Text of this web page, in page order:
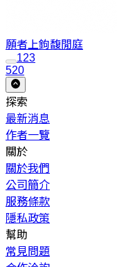
願者上鉤馥閒庭
123
520
探索
最新消息
作者一覽
關於
關於我們
公司簡介
服務條款
隱私政策
幫助
常見問題